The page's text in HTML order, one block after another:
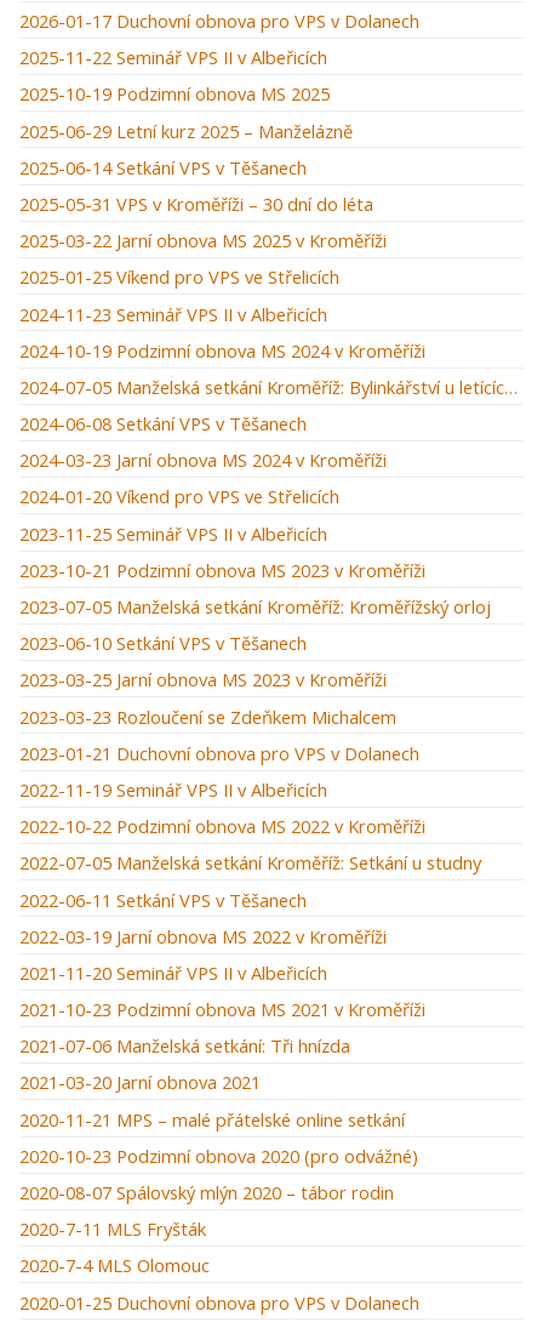
2026-01-17 Duchovní obnova pro VPS v Dolanech
2025-11-22 Seminář VPS II v Albeřicích
2025-10-19 Podzimní obnova MS 2025
2025-06-29 Letní kurz 2025 – Manželázně
2025-06-14 Setkání VPS v Těšanech
2025-05-31 VPS v Kroměříži – 30 dní do léta
2025-03-22 Jarní obnova MS 2025 v Kroměříži
2025-01-25 Víkend pro VPS ve Střelicích
2024-11-23 Seminář VPS II v Albeřicích
2024-10-19 Podzimní obnova MS 2024 v Kroměříži
2024-07-05 Manželská setkání Kroměříž: Bylinkářství u letících hus
2024-06-08 Setkání VPS v Těšanech
2024-03-23 Jarní obnova MS 2024 v Kroměříži
2024-01-20 Víkend pro VPS ve Střelicích
2023-11-25 Seminář VPS II v Albeřicích
2023-10-21 Podzimní obnova MS 2023 v Kroměříži
2023-07-05 Manželská setkání Kroměříž: Kroměřížský orloj
2023-06-10 Setkání VPS v Těšanech
2023-03-25 Jarní obnova MS 2023 v Kroměříži
2023-03-23 Rozloučení se Zdeňkem Michalcem
2023-01-21 Duchovní obnova pro VPS v Dolanech
2022-11-19 Seminář VPS II v Albeřicích
2022-10-22 Podzimní obnova MS 2022 v Kroměříži
2022-07-05 Manželská setkání Kroměříž: Setkání u studny
2022-06-11 Setkání VPS v Těšanech
2022-03-19 Jarní obnova MS 2022 v Kroměříži
2021-11-20 Seminář VPS II v Albeřicích
2021-10-23 Podzimní obnova MS 2021 v Kroměříži
2021-07-06 Manželská setkání: Tři hnízda
2021-03-20 Jarní obnova 2021
2020-11-21 MPS – malé přátelské online setkání
2020-10-23 Podzimní obnova 2020 (pro odvážné)
2020-08-07 Spálovský mlýn 2020 – tábor rodin
2020-7-11 MLS Fryšták
2020-7-4 MLS Olomouc
2020-01-25 Duchovní obnova pro VPS v Dolanech